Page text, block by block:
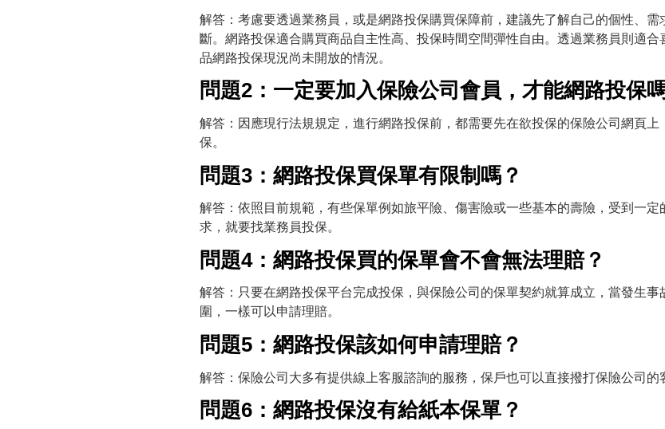
解答：考慮要透過業務員，或是網路投保購買保障前，建議先了解自己的個性、需
斷。網路投保適合購買商品自主性高、投保時間空間彈性自由。透過業務員則適
品網路投保現況尚未開放的情況。
問題2：一定要加入保險公司會員，才能網路投保
解答：因應現行法規規定，進行網路投保前，都需要先在欲投保的保險公司網頁
保。
問題3：網路投保買保單有限制嗎？
解答：依照目前規範，有些保單例如旅平險、傷害險或一些基本的壽險，受到一
求，就要找業務員投保。
問題4：網路投保買的保單會不會無法理賠？
解答：只要在網路投保平台完成投保，與保險公司的保單契約就算成立，當發生
圍，一樣可以申請理賠。
問題5：網路投保該如何申請理賠？
解答：保險公司大多有提供線上客服諮詢的服務，保戶也可以直接撥打保險公司的
問題6：網路投保沒有給紙本保單？